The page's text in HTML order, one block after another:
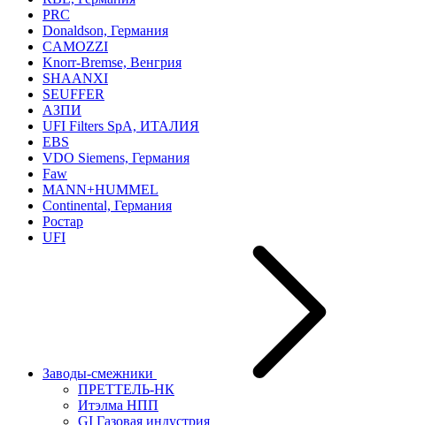
PRC
Donaldson, Германия
CAMOZZI
Knorr-Bremse, Венгрия
SHAANXI
SEUFFER
АЗПИ
UFI Filters SpA, ИТАЛИЯ
EBS
VDO Siemens, Германия
Faw
MANN+HUMMEL
Continental, Германия
Ростар
UFI
Заводы-смежники
ПРЕТТЕЛЬ-НК
Итэлма НПП
GI Газовая индустрия